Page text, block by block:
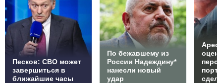
Песков: СВО может
завершиться в
ближайшие часы
По бежавшему из
России Надеждину*
нанесли новый
удар